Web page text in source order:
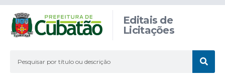
Editais de
Licitações